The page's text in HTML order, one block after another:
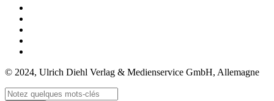
© 2024, Ulrich Diehl Verlag & Medienservice GmbH, Allemagne